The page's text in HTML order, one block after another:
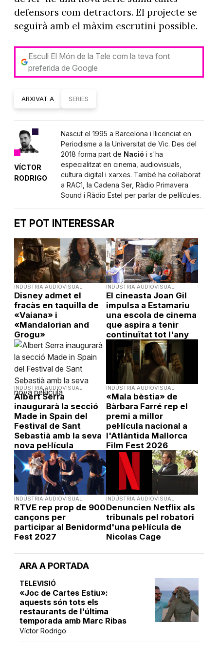
ARA A PORTADA
TELEVISIÓ
«Joc de Cartes Estiu»:
aquests són tots els
restaurants de l'última
temporada amb Marc Ribas
Víctor Rodrigo
defensors com detractors. El projecte se
seguirà amb el màxim escrutini possible.
Escull El Món de la Tele com la teva font
preferida de Google
ARXIVAT A SERIES
VÍCTOR
RODRIGO
Nascut el 1995 a Barcelona i llicenciat en
Periodisme a la Universitat de Vic. Des del
2018 forma part de Nació i s'ha
especialitzat en cinema, audiovisuals,
cultura digital i xarxes. També ha col·laborat
a RAC1, la Cadena Ser, Ràdio Primavera
Sound i Ràdio Estel per parlar de pel·lícules.
ET POT INTERESSAR
INDÚSTRIA AUDIOVISUAL
Disney admet el
fracàs en taquilla de
«Vaiana» i
«Mandalorian and
Grogu»
INDÚSTRIA AUDIOVISUAL
El cineasta Joan Gil
impulsa a Estamariu
una escola de cinema
que aspira a tenir
continuïtat tot l'any
INDÚSTRIA AUDIOVISUAL
Albert Serra
inaugurarà la secció
Made in Spain del
Festival de Sant
Sebastià amb la seva
nova pel·lícula
INDÚSTRIA AUDIOVISUAL
«Mala bèstia» de
Bàrbara Farré rep el
premi a millor
pel·lícula nacional a
l'Atlàntida Mallorca
Film Fest 2026
INDÚSTRIA AUDIOVISUAL
RTVE rep prop de 900
cançons per
participar al Benidorm
Fest 2027
INDÚSTRIA AUDIOVISUAL
Denuncien Netflix als
tribunals pel robatori
d'una pel·lícula de
Nicolas Cage